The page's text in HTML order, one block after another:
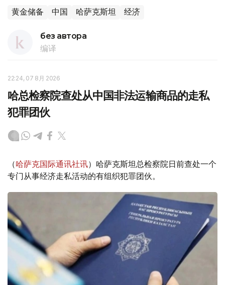
黄金储备 中国 哈萨克斯坦 经济
без автора
编译
22:24, 07 8月 2026
哈总检察院查处从中国非法运输商品的走私
犯罪团伙
（哈萨克国际通讯社讯）哈萨克斯坦总检察院日前查处一个
专门从事经济走私活动的有组织犯罪团伙。